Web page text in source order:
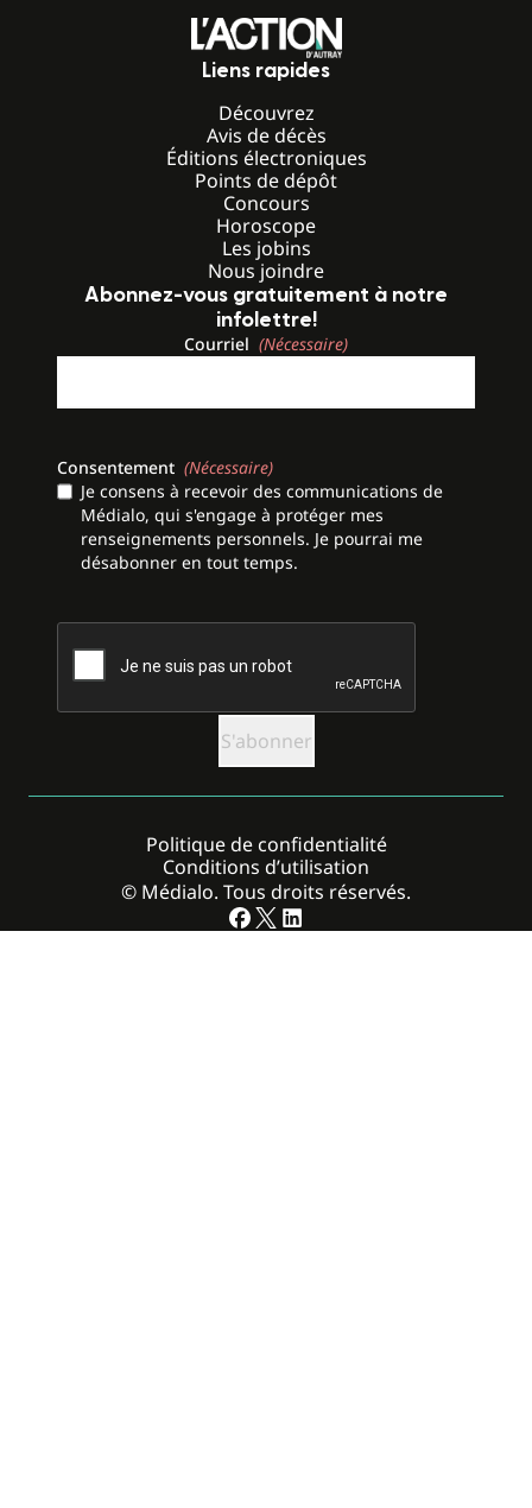
Liens rapides
Découvrez
Avis de décès
Éditions électroniques
Points de dépôt
Concours
Horoscope
Les jobins
Nous joindre
Abonnez-vous gratuitement à notre
infolettre!
Courriel (Nécessaire)
Consentement (Nécessaire)
Je consens à recevoir des communications de
Médialo, qui s'engage à protéger mes
renseignements personnels. Je pourrai me
désabonner en tout temps.
CAPTCHA
© Médialo. Tous droits réservés.
Politique de confidentialité
Conditions d’utilisation